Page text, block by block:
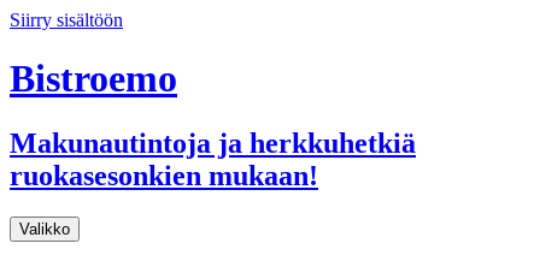
Siirry sisältöön
Bistroemo
Makunautintoja ja herkkuhetkiä
ruokasesonkien mukaan!
Valikko